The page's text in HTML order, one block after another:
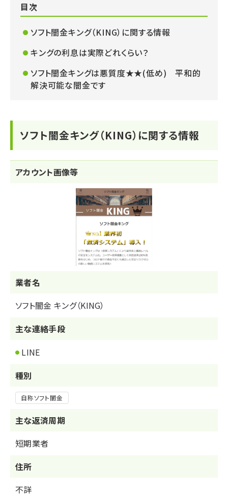
目次
ソフト闇金キング（KING）に関する情報
キングの利息は実際どれくらい？
ソフト闇金キングは悪質度★★(低め) 平和的
解決可能な闇金です
ソフト闇金キング（KING）に関する情報
アカウント画像等
業者名
ソフト闇金 キング（KING）
主な連絡手段
LINE
種別
自称ソフト闇金
主な返済周期
短期業者
住所
不詳